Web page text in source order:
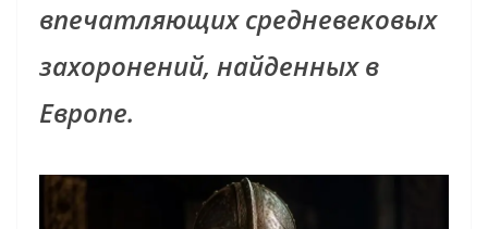
впечатляющих средневековых
захоронений, найденных в
Европе.